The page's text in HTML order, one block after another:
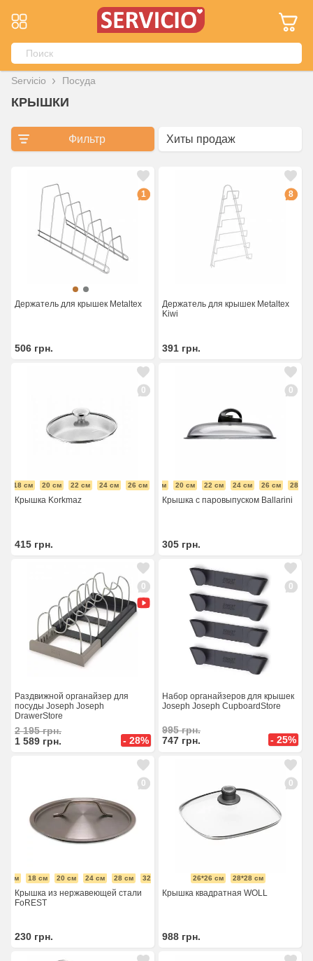
Servicio Посуда
КРЫШКИ
Фильтр
1
Держатель для крышек Metaltex
506 грн.
8
Держатель для крышек Metaltex
Kiwi
391 грн.
0
18 см 20 см 22 см 24 см 26 см 28 см
Крышка Korkmaz
415 грн.
0
16 см 18 см 20 см 22 см 24 см 26 см 28 см
Крышка с паровыпуском Ballarini
305 грн.
0
Раздвижной органайзер для
посуды Joseph Joseph
DrawerStore
2 195грн.
1 589 грн. - 28%
0
Набор органайзеров для крышек
Joseph Joseph CupboardStore
995грн.
747 грн. - 25%
0
см 18 см 20 см 24 см 28 см 32 см
Крышка из нержавеющей стали
FoREST
230 грн.
0
26*26 см 28*28 см
Крышка квадратная WOLL
988 грн.